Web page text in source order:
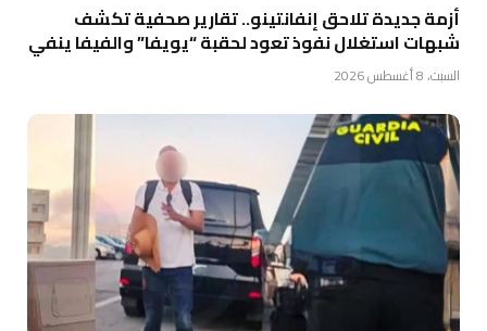
أزمة جديدة تلاحق إنفانتينو.. تقارير صحفية تكشف
شبهات استغلال نفوذ تعود لحقبة “يويفا” والفيفا ينفي
السبت، 8 أغسطس 2026